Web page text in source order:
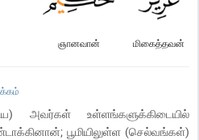
மிகைத்தவன்
ஞானவான்
அவர்கள் உள்ளங்களுக்கிடையில்
பூமியிலுள்ள (செல்வங்கள்)